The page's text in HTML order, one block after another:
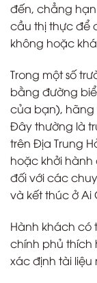
đến, chẳng
cầu thị thực để
không hoặc
Trong một số
bằng đường
của bạn), hãng
Đây thường là
trên Địa Trung
hoặc khởi
đối với các
và kết thúc ở Ai
Hành khách có
chính phủ thích
xác định tài